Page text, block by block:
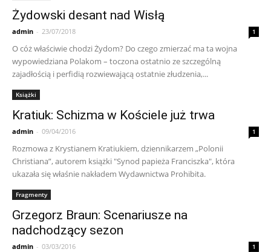
Żydowski desant nad Wisłą
admin - 23/07/2018 1
O cóż właściwie chodzi Żydom? Do czego zmierzać ma ta wojna
wypowiedziana Polakom – toczona ostatnio ze szczególną
zajadłością i perfidią rozwiewającą ostatnie złudzenia,...
Książki
Kratiuk: Schizma w Kościele już trwa
admin - 09/04/2016 1
Rozmowa z Krystianem Kratiukiem, dziennikarzem „Polonii
Christiana”, autorem książki "Synod papieża Franciszka", która
ukazała się właśnie nakładem Wydawnictwa Prohibita.
Fragmenty
Grzegorz Braun: Scenariusze na
nadchodzący sezon
admin - 03/03/2016 1